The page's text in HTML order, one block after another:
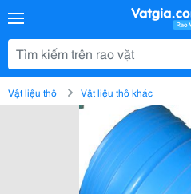
Vật liệu thô Vật liệu thô khác